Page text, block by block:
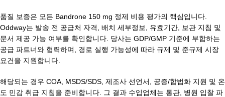
품질 보증은 모든 Bandrone 150 mg 정제 비용 평가의 핵심입니다.
Oddway는 발송 전 공급처 자격, 배치 세부정보, 유효기간, 보관 지침 및
문서 제공 가능 여부를 확인합니다. 당사는 GDP/GMP 기준에 부합하는
공급 파트너와 협력하며, 경로 실행 가능성에 따라 규제 및 준규제 시장
요건을 지원합니다.
해당되는 경우 COA, MSDS/SDS, 제조사 선언서, 공증/합법화 지원 및 온
도 민감 취급 지침을 준비합니다. 그 결과 수입업체는 통관, 병원 입찰 파